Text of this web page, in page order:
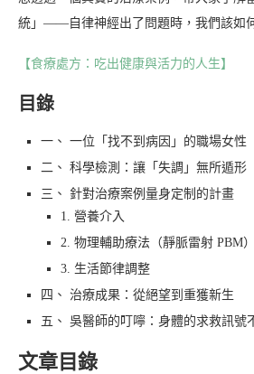
統」——自律神經出了問題時，我們該如
【食療處方：吃出健康與活力的人生】
目錄
一、 一位「找不到病因」的職場女性
二、 科學檢測：讓「失調」無所遁形
三、 針對治療案例量身定制的計畫
1. 營養介入
2. 物理輔助療法（靜脈雷射 PBM）
3. 生活節律調整
四、 治療成果：從絕望到重獲新生
五、 吳醫師的叮嚀：身體的求救訊號
文章目錄